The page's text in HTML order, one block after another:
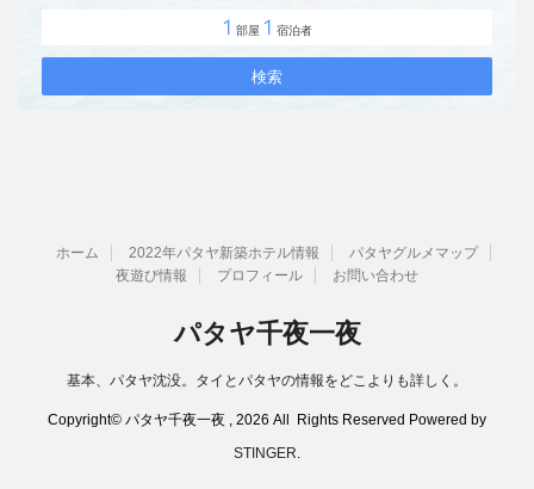
ホーム 2022年パタヤ新築ホテル情報
パタヤグルメマップ
夜遊び情報
プロフィール お問い合わせ
パタヤ千夜一夜
基本、パタヤ沈没。タイとパタヤの情報をどこよりも詳しく。
Copyright© パタヤ千夜一夜 , 2026 All Rights Reserved Powered by
STINGER